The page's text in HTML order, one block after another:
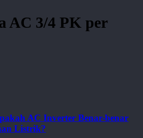
AC 3/4 PK per
AC Inverter Benar-benar
Listrik?